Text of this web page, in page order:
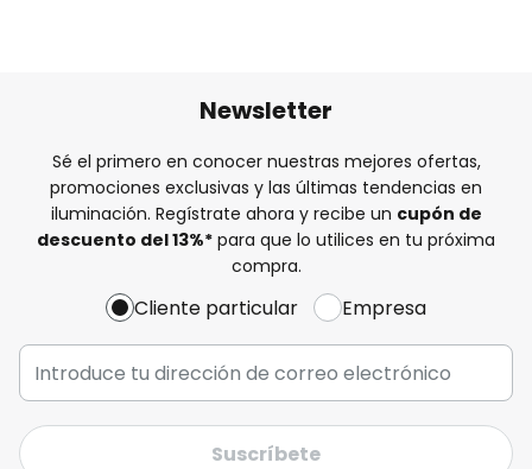
Newsletter
Sé el primero en conocer nuestras mejores ofertas,
promociones exclusivas y las últimas tendencias en
iluminación. Regístrate ahora y recibe un cupón de
descuento del13%* para que lo utilices en tu próxima
compra.
Cliente particular Empresa
Suscríbete